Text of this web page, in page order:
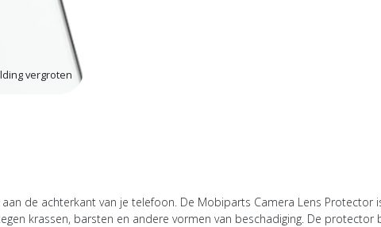
vergroten
de achterkant van je telefoon. De Mobiparts Camera Lens Protector
krassen, barsten en andere vormen van beschadiging. De protector